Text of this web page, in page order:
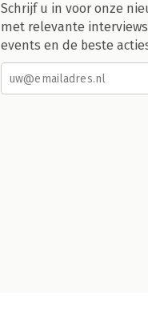
Schrijf u in voor onze
met relevante
events en de beste